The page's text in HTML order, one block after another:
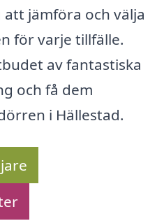
jämföra och välja
för varje tillfälle.
av fantastiska
och få dem
i Hällestad.